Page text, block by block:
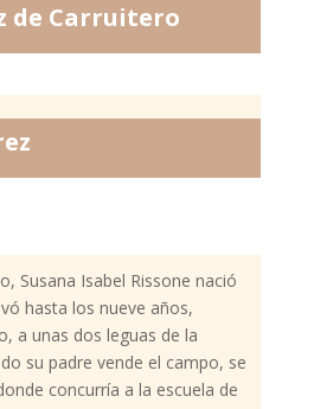
de Carruitero
Susana Isabel Rissone nació
hasta los nueve años,
a unas dos leguas de la
su padre vende el campo, se
concurría a la escuela de